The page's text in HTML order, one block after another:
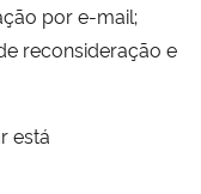
por e-mail;
reconsideração e
está